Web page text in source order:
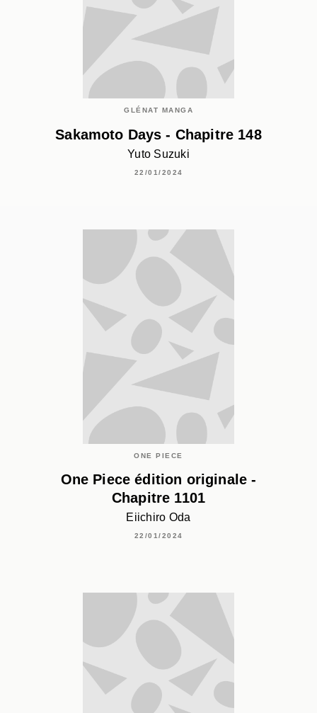
GLÉNAT MANGA
Sakamoto Days - Chapitre 148
Yuto Suzuki
22/01/2024
ONE PIECE
One Piece édition originale -
Chapitre 1101
Eiichiro Oda
22/01/2024